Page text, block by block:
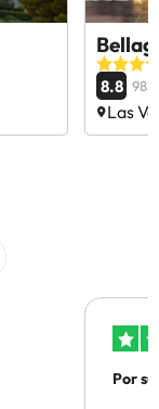
8.8
Las
Por